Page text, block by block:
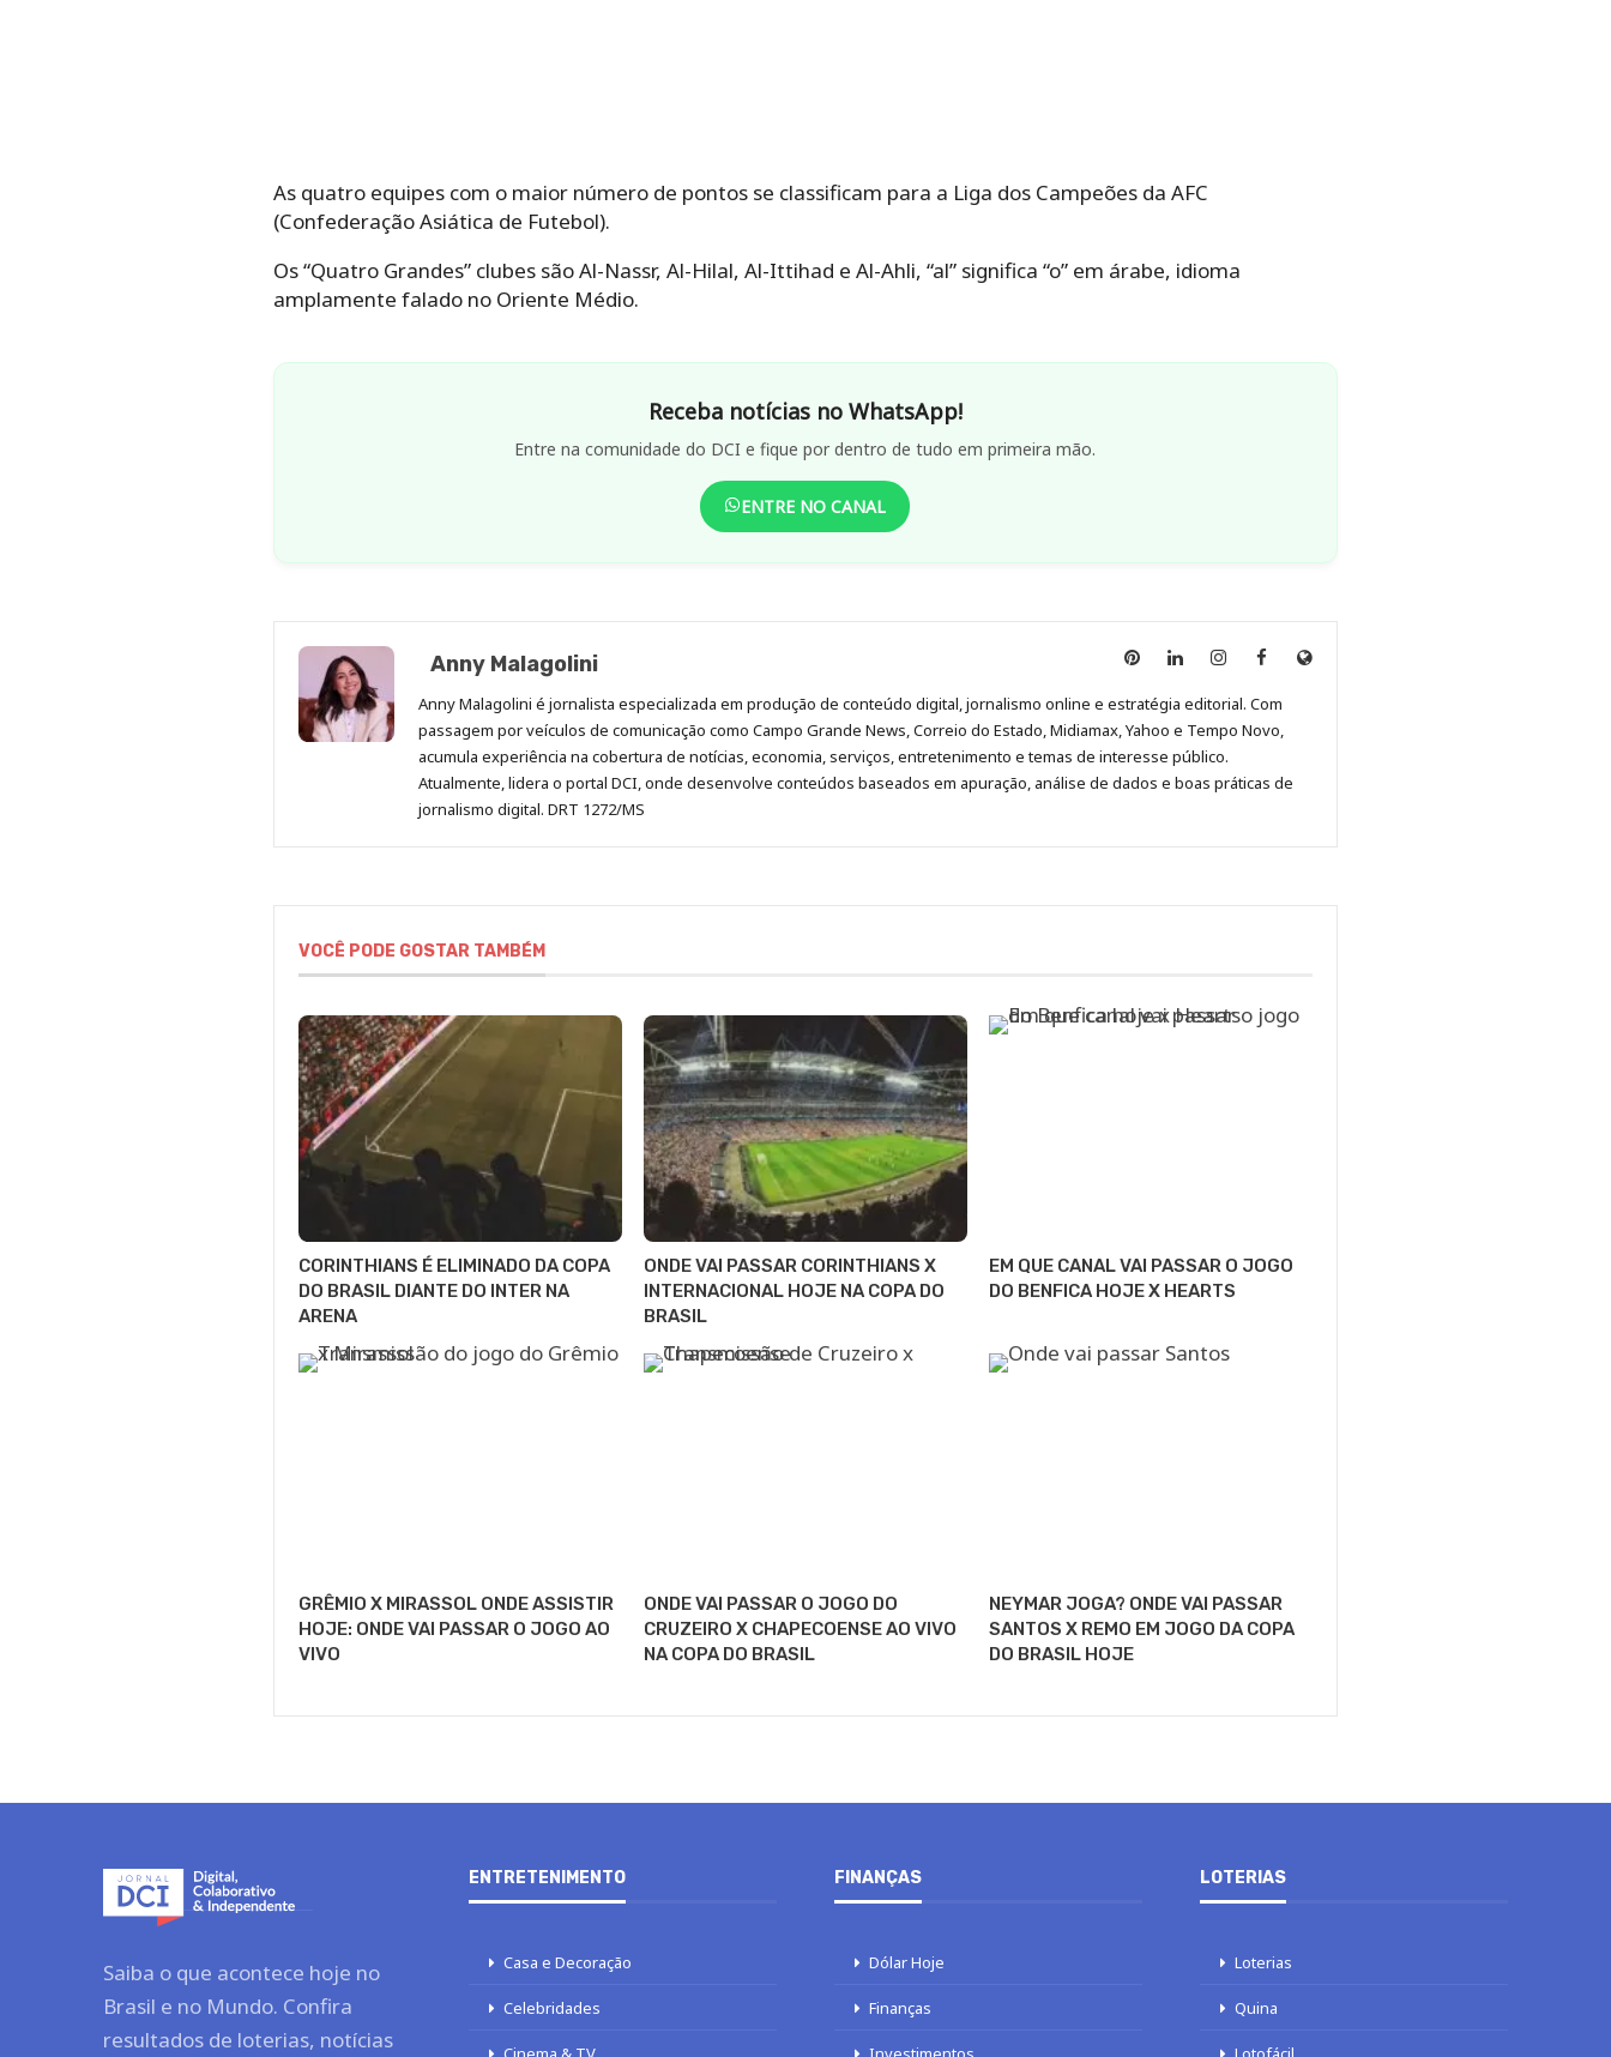
As quatro equipes com o maior número de pontos se classificam para a Liga dos Campeões da AFC
(Confederação Asiática de Futebol).
Os “Quatro Grandes” clubes são Al-Nassr, Al-Hilal, Al-Ittihad e Al-Ahli, “al” significa “o” em árabe, idioma
amplamente falado no Oriente Médio.
Receba notícias no WhatsApp!
Entre na comunidade do DCI e fique por dentro de tudo em primeira mão.
ENTRE NO CANAL
Anny Malagolini
Anny
no
Pinterest
Anny
no
LinkedIn
Anny
no
Instagram
Anny
no
Facebook
Site
Anny Malagolini é jornalista especializada em produção de conteúdo digital, jornalismo online e estratégia editorial. Com
passagem por veículos de comunicação como Campo Grande News, Correio do Estado, Midiamax, Yahoo e Tempo Novo,
acumula experiência na cobertura de notícias, economia, serviços, entretenimento e temas de interesse público.
Atualmente, lidera o portal DCI, onde desenvolve conteúdos baseados em apuração, análise de dados e boas práticas de
jornalismo digital. DRT 1272/MS
VOCÊ PODE GOSTAR TAMBÉM
CORINTHIANS É ELIMINADO DA COPA
DO BRASIL DIANTE DO INTER NA
ARENA
ONDE VAI PASSAR CORINTHIANS X
INTERNACIONAL HOJE NA COPA DO
BRASIL
EM QUE CANAL VAI PASSAR O JOGO
DO BENFICA HOJE X HEARTS
GRÊMIO X MIRASSOL ONDE ASSISTIR
HOJE: ONDE VAI PASSAR O JOGO AO
VIVO
ONDE VAI PASSAR O JOGO DO
CRUZEIRO X CHAPECOENSE AO VIVO
NA COPA DO BRASIL
NEYMAR JOGA? ONDE VAI PASSAR
SANTOS X REMO EM JOGO DA COPA
DO BRASIL HOJE
Saiba o que acontece hoje no
Brasil e no Mundo. Confira
resultados de loterias, notícias
ENTRETENIMENTO
Casa e Decoração
Celebridades
FINANÇAS
Dólar Hoje
Finanças
LOTERIAS
Loterias
Quina